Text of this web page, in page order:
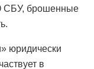
СБУ, брошенные
юридически
в